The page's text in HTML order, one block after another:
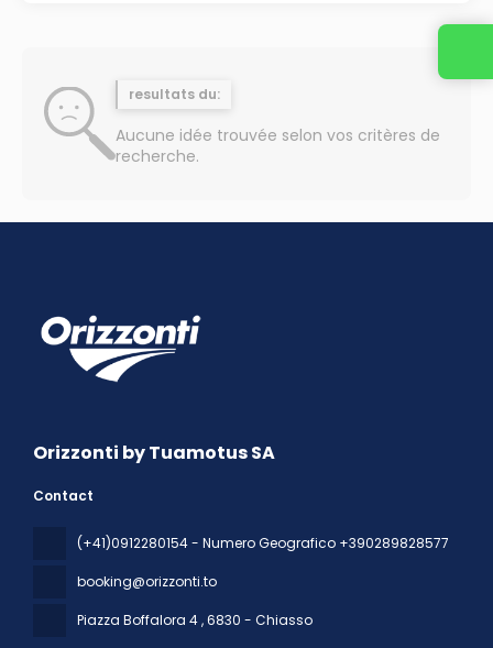
resultats du:
Aucune idée trouvée selon vos critères de
recherche.
Orizzonti by Tuamotus SA
Contact
(+41)0912280154 - Numero Geografico +390289828577
booking@orizzonti.to
Piazza Boffalora 4, 6830 - Chiasso